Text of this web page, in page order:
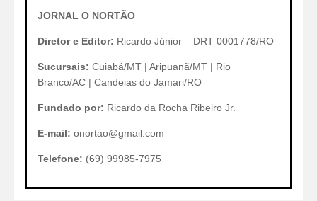
JORNAL O NORTÃO
Diretor e Editor: Ricardo Júnior – DRT 0001778/RO
Sucursais: Cuiabá/MT | Aripuanã/MT | Rio
Branco/AC | Candeias do Jamari/RO
Fundado por: Ricardo da Rocha Ribeiro Jr.
E-mail: onortao@gmail.com
Telefone: (69) 99985-7975